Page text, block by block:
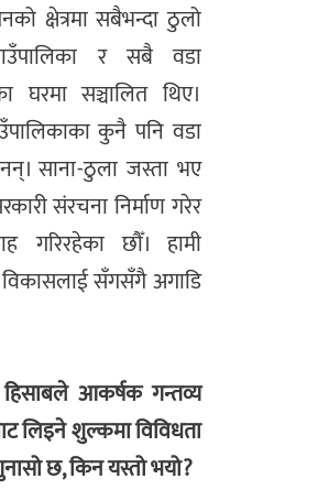
क्षेत्रमा सबैभन्दा ठुलो
र सबै वडा
घरमा सञ्चालित थिए।
कुनै पनि वडा
साना-ठुला जस्ता भए
संरचना निर्माण गरेर
गरिरहेका छौँ। हामी
सँगसँगै अगाडि
हिसाबले आकर्षक गन्तव्य
लिइने शुल्कमा विविधता
छ, किन यस्तो भयो?